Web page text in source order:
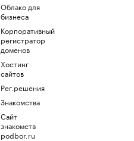
Облако для
бизнеса
Корпоративный
регистратор
доменов
Хостинг
сайтов
Рег.решения
Знакомства
Сайт
знакомств
podbor.ru